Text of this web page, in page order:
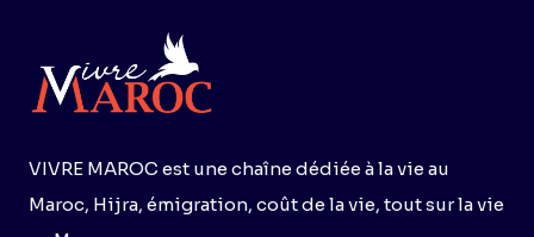
VIVRE MAROC est une chaîne dédiée à la vie au
Maroc, Hijra, émigration, coût de la vie, tout sur la vie